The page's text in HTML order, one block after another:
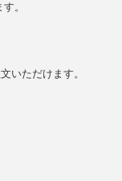
。
いただけます。